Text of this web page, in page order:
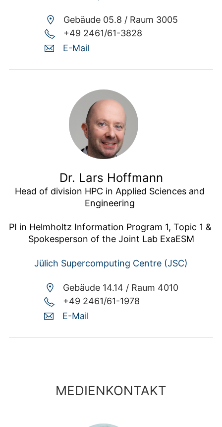
Gebäude 05.8 / Raum 3005
+49 2461/61-3828
E-Mail
Dr. Lars Hoffmann
Head of division HPC in Applied Sciences and
Engineering
PI in Helmholtz Information Program 1, Topic 1 &
Spokesperson of the Joint Lab ExaESM
Jülich Supercomputing Centre (JSC)
Gebäude 14.14 / Raum 4010
+49 2461/61-1978
E-Mail
MEDIENKONTAKT